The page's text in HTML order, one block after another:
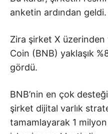
anketin ardından geldi.
Zira şirket X üzerinden
Coin (BNB) yaklaşık
gördü.
BNB’nin en çok
şirket dijital varlık
tamamlayarak 1 milyon